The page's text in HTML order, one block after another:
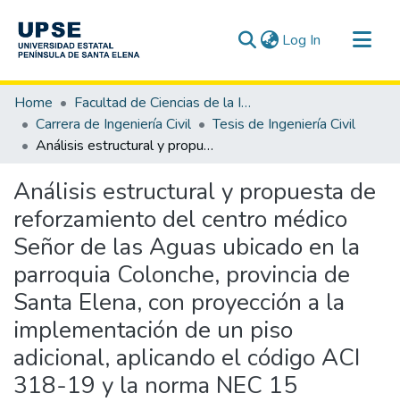
Log In (current)
Communities & Collections
All of DSpace
Statistics
Home
Facultad de Ciencias de la Ingeniería
Carrera de Ingeniería Civil
Tesis de Ingeniería Civil
Análisis estructural y propuesta de reforzamiento del centro médico Señor de las Aguas ubicado en la parroquia Colonche, provincia de Santa Elena, con proyección a la implementación de un piso adicional, aplicando el código ACI 318-19 y la norma NEC 15
Análisis estructural y propuesta de
reforzamiento del centro médico
Señor de las Aguas ubicado en la
parroquia Colonche, provincia de
Santa Elena, con proyección a la
implementación de un piso
adicional, aplicando el código ACI
318-19 y la norma NEC 15